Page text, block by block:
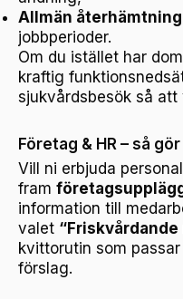
Allmän återhämtning
jobbperioder.
Om du istället har
kraftig
sjukvårdsbesök så
Företag & HR – så
Vill ni erbjuda
fram
information till
valet “Friskvårdande
kvittorutin som
förslag.